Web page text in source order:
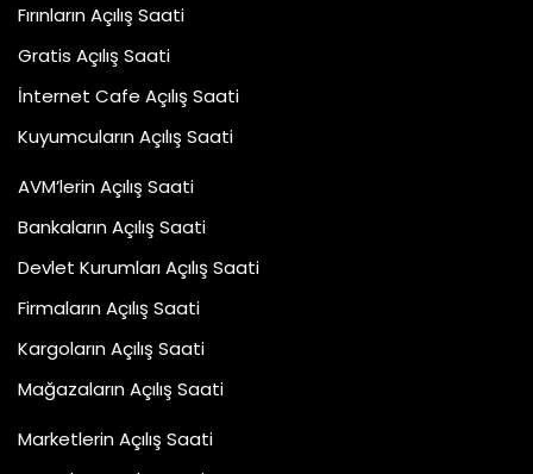
Fırınların Açılış Saati
Gratis Açılış Saati
İnternet Cafe Açılış Saati
Kuyumcuların Açılış Saati
AVM’lerin Açılış Saati
Bankaların Açılış Saati
Devlet Kurumları Açılış Saati
Firmaların Açılış Saati
Kargoların Açılış Saati
Mağazaların Açılış Saati
Marketlerin Açılış Saati